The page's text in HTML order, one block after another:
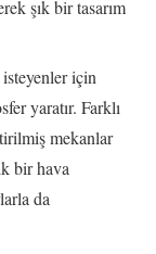
şık bir tasarım
için
yaratır. Farklı
mekanlar
bir hava
da